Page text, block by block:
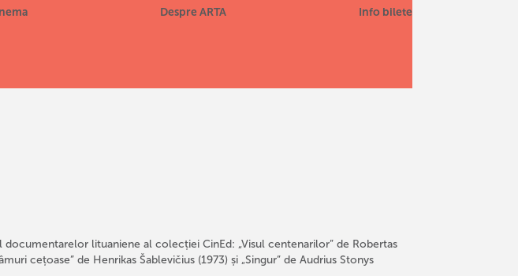
Despre ARTA Info bilete
lituaniene al colecției CinEd: „Visul centenarilor” de Robertas
cețoase” de Henrikas Šablevičius (1973) și „Singur” de Audrius Stonys